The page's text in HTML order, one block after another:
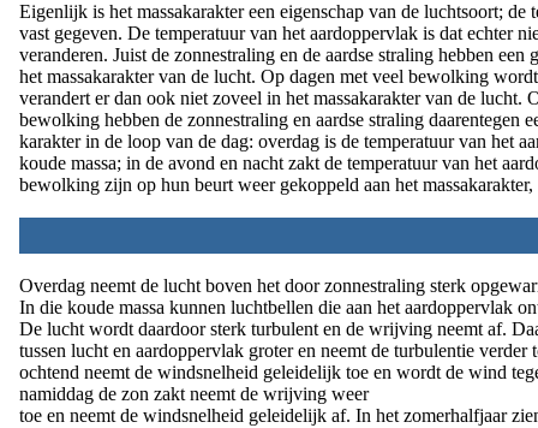
Eigenlijk is het massakarakter een eigenschap van de luchtsoort;
vast gegeven. De temperatuur van het aardoppervlak is dat echter
veranderen. Juist de zonnestraling en de aardse straling hebben
het massakarakter van de lucht. Op dagen met veel bewolking
verandert er dan ook niet zoveel in het massakarakter van de
bewolking hebben de zonnestraling en aardse straling daarentegen
karakter in de loop van de dag: overdag is de temperatuur van het
koude massa; in de avond en nacht zakt de temperatuur van het
bewolking zijn op hun beurt weer gekoppeld aan het
Overdag neemt de lucht boven het door zonnestraling sterk
In die koude massa kunnen luchtbellen die aan het aardoppervlak
De lucht wordt daardoor sterk turbulent en de wrijving neemt af.
tussen lucht en aardoppervlak groter en neemt de turbulentie
ochtend neemt de windsnelheid geleidelijk toe en wordt de wind
namiddag de zon zakt neemt de wrijving weer
toe en neemt de windsnelheid geleidelijk af. In het zomerhalfjaar